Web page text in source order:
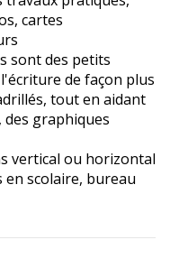
cartes
sont des petits
de façon plus
tout en aidant
des graphiques
vertical ou horizontal
scolaire, bureau